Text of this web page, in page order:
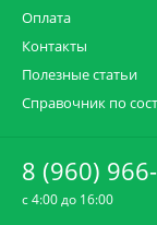
Оплата
Контакты
Полезные статьи
Справочник по
8 (960)
c 4:00 до 16:00